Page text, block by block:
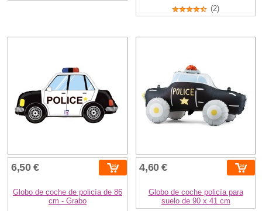
(2)
6,50 €
Globo de coche de policía de 86
cm - Grabo
4,60 €
Globo de coche policía para
suelo de 90 x 41 cm